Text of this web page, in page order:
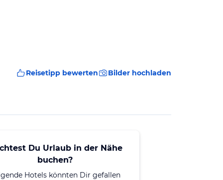
Reisetipp bewerten Bilder hochladen
Du Urlaub in der Nähe
buchen?
Hotels könnten Dir gefallen